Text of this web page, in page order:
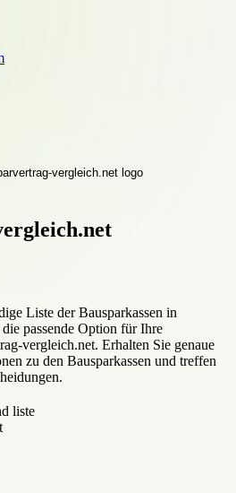
Liste der Bausparkassen in
passende Option für Ihre
vergleich.net. Erhalten Sie genaue
zu den Bausparkassen und treffen
liste